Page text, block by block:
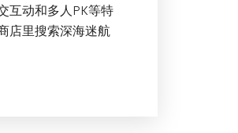
互动和多人PK等特
店里搜索深海迷航